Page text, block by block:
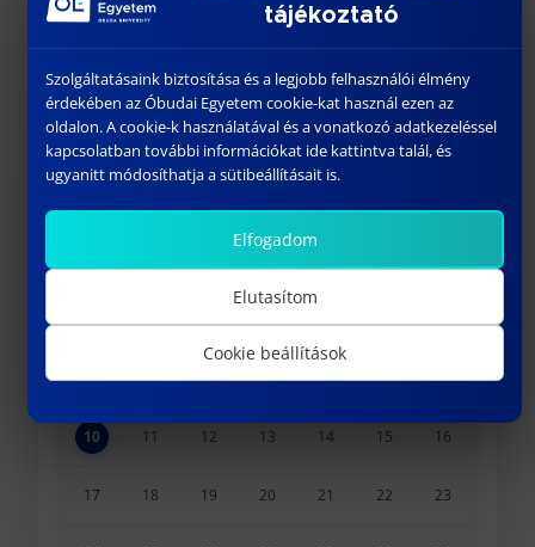
‹ Augusztus 2026 ›
1 2
3 4 5 6 7 8 9
10 11 12 13 14 15 16
17 18 19 20 21 22 23
tájékoztató
Szolgáltatásaink biztosítása és a legjobb felhasználói élmény
érdekében az Óbudai Egyetem cookie-kat használ ezen az
oldalon. A cookie-k használatával és a vonatkozó adatkezeléssel
kapcsolatban további információkat ide kattintva talál, és
ugyanitt módosíthatja a sütibeállításait is.
Elfogadom
Elutasítom
Cookie beállítások